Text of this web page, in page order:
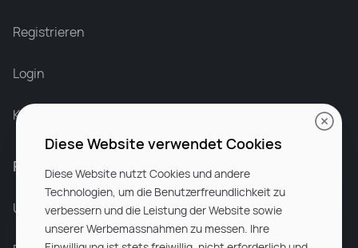
Registrieren
Login
Karriere bei Rocken
Für Unternehmen
Unsere Dienstleistungen
Diese Website verwendet Cookies
Diese Website nutzt Cookies und andere
Technologien, um die Benutzerfreundlichkeit zu
verbessern und die Leistung der Website sowie
unserer Werbemassnahmen zu messen. Ihre